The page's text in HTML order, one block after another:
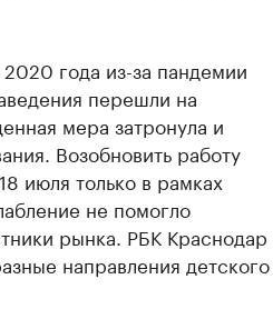
года из-за пандемии
перешли на
мера затронула и
Возобновить работу
июля только в рамках
не помогло
рынка. РБК Краснодар
направления детского